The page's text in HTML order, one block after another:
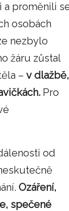
a proměnili
osobách
nezbylo
žáru zůstal
– v dlažbě,
Pro
od
Ozáření,
spečené